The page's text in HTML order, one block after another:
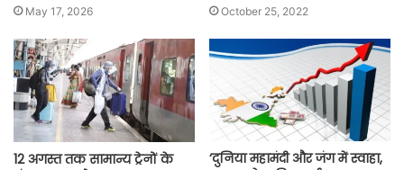
May 17, 2026 October 25, 2022
12 अगस्त तक सामान्य ट्रेनों के
‘दुनिया महामंदी और जंग में स्वाहा,